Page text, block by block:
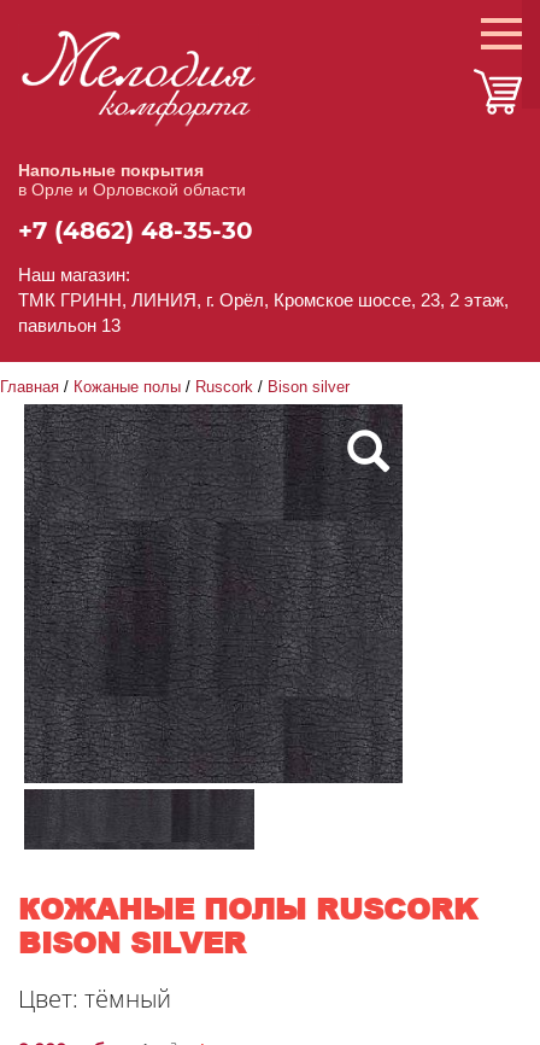
Напольные покрытия
в Орле и Орловской области
+7 (4862) 48-35-30
Наш магазин:
ТМК ГРИНН, ЛИНИЯ, г. Орёл, Кромское шоссе, 23, 2 этаж,
павильон 13
Главная / Кожаные полы / Ruscork / Bison silver
КОЖАНЫЕ ПОЛЫ RUSCORK
BISON SILVER
Цвет: тёмный